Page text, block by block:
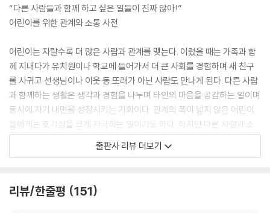
“다른 사람들과 함께 하고 싶은 일들이 진짜 많아!”
어린이를 위한 관계와 소통 사전
어린이는 자랄수록 더 많은 사람과 관계를 맺는다. 어렸을 때는 가족과 함
께 지내다가 유치원이나 학교에 들어가서 더 큰 사회를 경험하며 새 친구
를 사귀고 선생님이나 이웃 등 또래가 아닌 사람도 만나게 된다. 다른 사람
과 함께하는 생활은 생각과 경험을 나누며 타인의 마음을 공감하는 일이며
동시에 자기 내면을 성장시키는 기회이다. 관계의 폭이 넓지 않은 어린이
들에게는 호기심을 크게 자극하는 일이기도 하다. 하지만 다른 사람과 소
통하는 일은 만만치 않다. 다른 사람과 의사소통하는 데 필요한 표현을 충
분히 알고 있지 못한 어린이들은 표현에 서툴다. 그래서 다른 사람과의 관
는 표현 80개를 사전처럼 가나다순으로 담아낸 책으로, 어린이들이 일상
출판사 리뷰 더보기
리뷰/한줄평 151